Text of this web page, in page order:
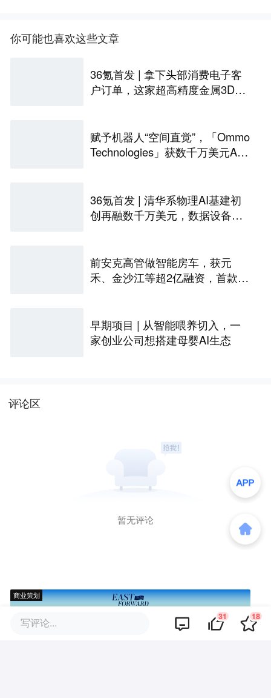
你可能也喜欢这些文章
36氪首发 | 拿下头部消费电子客
户订单，这家超高精度金属3D打
赋予机器人“空间直觉”，「Ommo
Technologies」获数千万美元A轮
36氪首发 | 清华系物理AI基建初
创再融数千万美元，数据设备进
前安克高管做智能房车，获元
禾、金沙江等超2亿融资，首款产
早期项目 | 从智能喂养切入，一
家创业公司想搭建母婴AI生态
评论区
暂无评论
商业策划
写评论... 31 18